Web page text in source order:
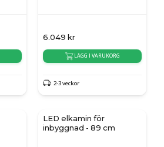
6.049 kr
LÄGG I VARUKORG
2-3 veckor
LED elkamin för
inbyggnad - 89 cm